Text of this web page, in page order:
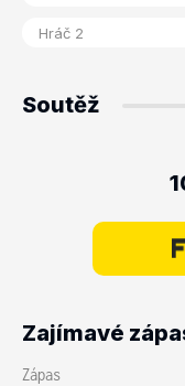
Soutěž
Zajímavé
Zápas